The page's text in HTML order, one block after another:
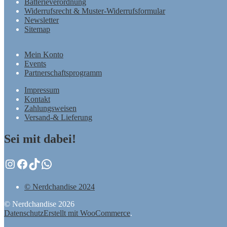
Batterieverordnung
Widerrufsrecht & Muster-Widerrufsformular
Newsletter
Sitemap
Mein Konto
Events
Partnerschaftsprogramm
Impressum
Kontakt
Zahlungsweisen
Versand-& Lieferung
Sei mit dabei!
Instagram
Facebook
TikTok
WhatsApp
© Nerdchandise 2024
© Nerdchandise 2026
DatenschutzErstellt mit WooCommerce.